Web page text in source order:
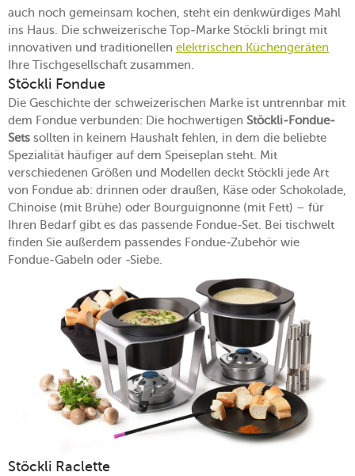
auch noch gemeinsam kochen, steht ein denkwürdiges Mahl
ins Haus. Die schweizerische Top-Marke Stöckli bringt mit
innovativen und traditionellen elektrischen Küchengeräten
Ihre Tischgesellschaft zusammen.
Stöckli Fondue
Die Geschichte der schweizerischen Marke ist untrennbar mit
dem Fondue verbunden: Die hochwertigen Stöckli-Fondue-
Sets sollten in keinem Haushalt fehlen, in dem die beliebte
Spezialität häufiger auf dem Speiseplan steht. Mit
verschiedenen Größen und Modellen deckt Stöckli jede Art
von Fondue ab: drinnen oder draußen, Käse oder Schokolade,
Chinoise (mit Brühe) oder Bourguignonne (mit Fett) – für
Ihren Bedarf gibt es das passende Fondue-Set. Bei tischwelt
finden Sie außerdem passendes Fondue-Zubehör wie
Fondue-Gabeln oder -Siebe.
Stöckli Raclette